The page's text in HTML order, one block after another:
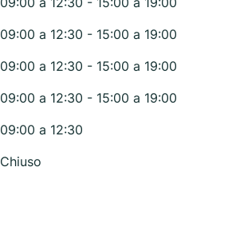
09:00 a 12:30 - 15:00 a 19:00
09:00 a 12:30 - 15:00 a 19:00
09:00 a 12:30 - 15:00 a 19:00
09:00 a 12:30
Chiuso